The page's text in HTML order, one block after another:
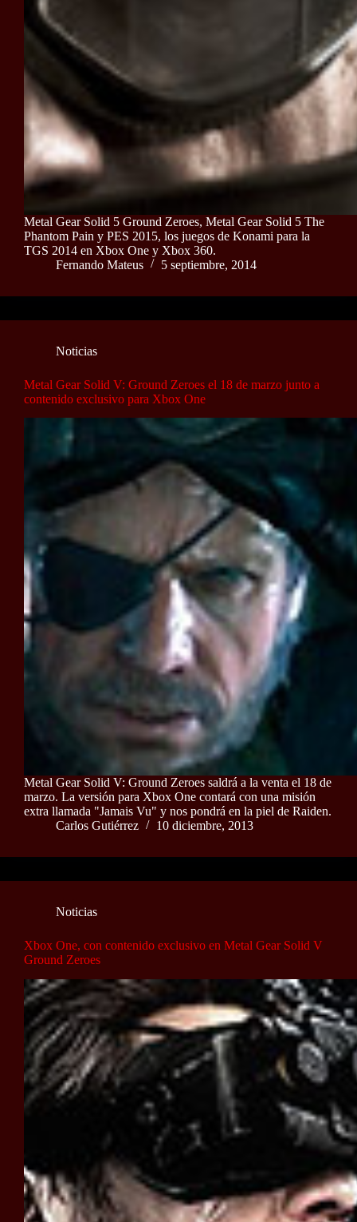
Metal Gear Solid 5 Ground Zeroes, Metal Gear Solid 5 The
Phantom Pain y PES 2015, los juegos de Konami para la
TGS 2014 en Xbox One y Xbox 360.
Fernando Mateus
5 septiembre, 2014
Noticias
Metal Gear Solid V: Ground Zeroes el 18 de marzo junto a
contenido exclusivo para Xbox One
Metal Gear Solid V: Ground Zeroes saldrá a la venta el 18 de
marzo. La versión para Xbox One contará con una misión
extra llamada "Jamais Vu" y nos pondrá en la piel de Raiden.
Carlos Gutiérrez
10 diciembre, 2013
Noticias
Xbox One, con contenido exclusivo en Metal Gear Solid V
Ground Zeroes